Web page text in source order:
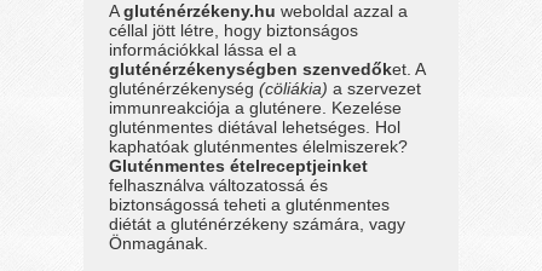
Agluténérzékeny.hu weboldal azzal a
céllal jött létre, hogy biztonságos
információkkal lássa el a
gluténérzékenységben szenvedőket. A
gluténérzékenység(cöliákia) a szervezet
immunreakciója a gluténere. Kezelése
gluténmentes diétával lehetséges. Hol
kaphatóak gluténmentes élelmiszerek?
Gluténmentes ételreceptjeinket
felhasználva változatossá és
biztonságossá teheti a gluténmentes
diétát a gluténérzékeny számára, vagy
Önmagának.